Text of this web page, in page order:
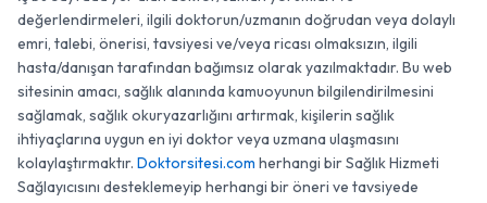
değerlendirmeleri, ilgili doktorun/uzmanın doğrudan veya dolaylı
emri, talebi, önerisi, tavsiyesi ve/veya ricası olmaksızın, ilgili
hasta/danışan tarafından bağımsız olarak yazılmaktadır. Bu web
sitesinin amacı, sağlık alanında kamuoyunun bilgilendirilmesini
sağlamak, sağlık okuryazarlığını artırmak, kişilerin sağlık
ihtiyaçlarına uygun en iyi doktor veya uzmana ulaşmasını
kolaylaştırmaktır. Doktorsitesi.com herhangi bir Sağlık Hizmeti
Sağlayıcısını desteklemeyip herhangi bir öneri ve tavsiyede